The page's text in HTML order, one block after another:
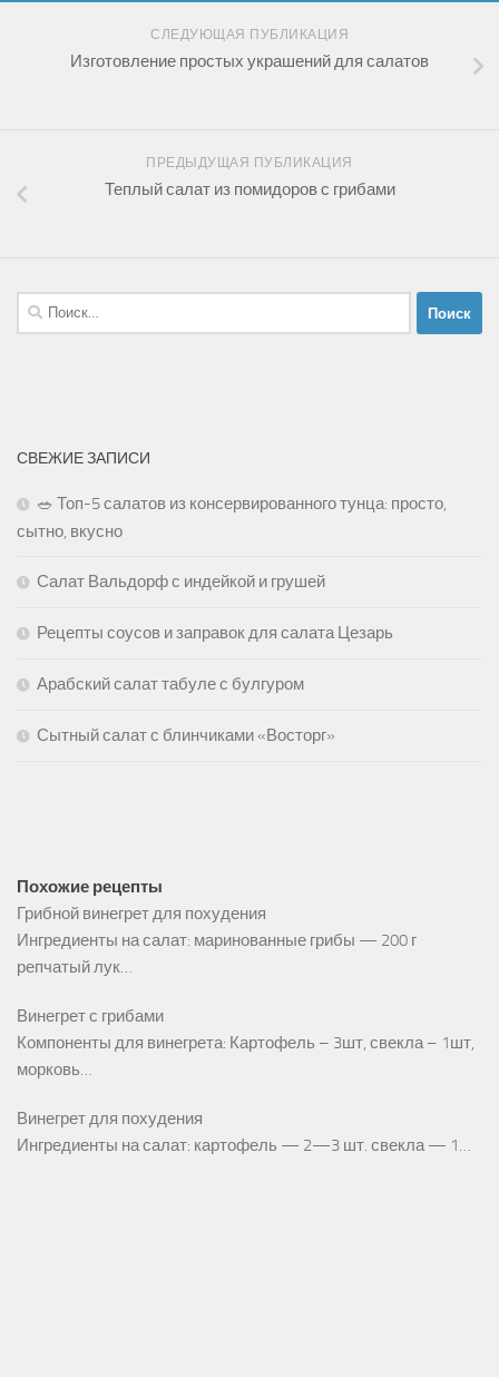
СЛЕДУЮЩАЯ ПУБЛИКАЦИЯ
Изготовление простых украшений для салатов
ПРЕДЫДУЩАЯ ПУБЛИКАЦИЯ
Теплый салат из помидоров с грибами
Найти:
СВЕЖИЕ ЗАПИСИ
🥗 Топ-5 салатов из консервированного тунца: просто,
сытно, вкусно
Салат Вальдорф с индейкой и грушей
Рецепты соусов и заправок для салата Цезарь
Арабский салат табуле с булгуром
Сытный салат с блинчиками «Восторг»
Похожие рецепты
Грибной винегрет для похудения
Ингредиенты на салат: маринованные грибы — 200 г
репчатый лук…
Винегрет с грибами
Компоненты для винегрета: Картофель – 3шт, свекла – 1шт,
морковь…
Винегрет для похудения
Ингредиенты на салат: картофель — 2—3 шт. свекла — 1…